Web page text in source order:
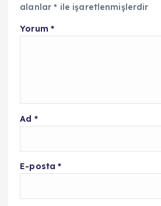
alanlar* ile işaretlenmişlerdir
Yorum *
Ad *
E-posta*